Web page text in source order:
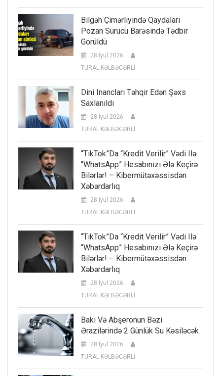
Bilgəh Çimərliyində Qaydaları
Pozan Sürücü Barəsində Tədbir
Görüldü
28 İyul 2026
TURAL KƏLBƏCƏRLİ
Dini Inancları Təhqir Edən Şəxs
Saxlanıldı
28 İyul 2026
TURAL KƏLBƏCƏRLİ
“TikTok”da “kredit Verilir” Vədi Ilə
“WhatsApp” Hesabınızı Ələ Keçirə
Bilərlər! – Kibermütəxəssisdən
Xəbərdarlıq
28 İyul 2026
TURAL KƏLBƏCƏRLİ
“TikTok”da “kredit Verilir” Vədi Ilə
“WhatsApp” Hesabınızı Ələ Keçirə
Bilərlər! – Kibermütəxəssisdən
Xəbərdarlıq
28 İyul 2026
TURAL KƏLBƏCƏRLİ
Bakı Və Abşeronun Bəzi
Ərazilərində 2 Günlük Su Kəsiləcək
28 İyul 2026
TURAL KƏLBƏCƏRLİ